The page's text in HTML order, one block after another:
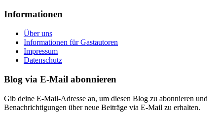
Informationen
Über uns
Informationen für Gastautoren
Impressum
Datenschutz
Blog via E-Mail abonnieren
Gib deine E-Mail-Adresse an, um diesen Blog zu abonnieren und
Benachrichtigungen über neue Beiträge via E-Mail zu erhalten.